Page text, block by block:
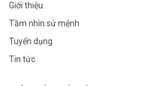
Giới thiệu
Tầm nhìn sứ mệnh
Tuyển dụng
Tin tức